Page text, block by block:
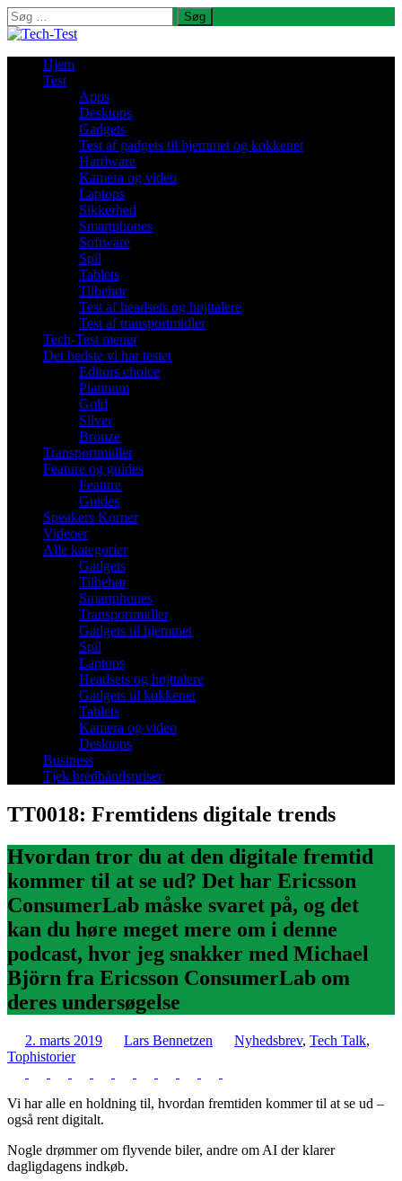
Søg
efter:
Hjem
Test
Apps
Desktops
Gadgets
Test af gadgets til hjemmet og køkkenet
Hardware
Kamera og video
Laptops
Sikkerhed
Smartphones
Software
Spil
Tablets
Tilbehør
Test af headsets og højttalere
Test af transportmidler
Tech-Test mener
Det bedste vi har testet
Editors choice
Platinum
Gold
Silver
Bronze
Transportmidler
Feature og guides
Feature
Guides
Speakers Korner
Videoer
Alle kategorier
Gadgets
Tilbehør
Smartphones
Transportmidler
Gadgets til hjemmet
Spil
Laptops
Headsets og højttalere
Gadgets til køkkenet
Tablets
Kamera og video
Desktops
Business
Tjek bredbåndspriser
TT0018: Fremtidens digitale trends
Hvordan tror du at den digitale fremtid
kommer til at se ud? Det har Ericsson
ConsumerLab måske svaret på, og det
kan du høre meget mere om i denne
podcast, hvor jeg snakker med Michael
Björn fra Ericsson ConsumerLab om
deres undersøgelse
2. marts 2019 Lars Bennetzen Nyhedsbrev, Tech Talk,
Tophistorier
Vi har alle en holdning til, hvordan fremtiden kommer til at se ud –
også rent digitalt.
Nogle drømmer om flyvende biler, andre om AI der klarer
dagligdagens indkøb.